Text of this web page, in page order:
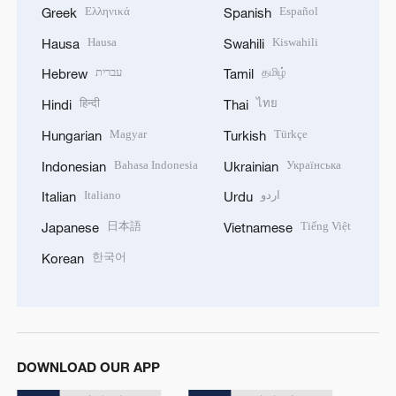
Greek Ελληνικά
Hausa Hausa
Hebrew עברית
Hindi हिन्दी
Hungarian Magyar
Indonesian Bahasa Indonesia
Italian Italiano
Japanese 日本語
Korean 한국어
Spanish Español
Swahili Kiswahili
Tamil தமிழ்
Thai ไทย
Turkish Türkçe
Ukrainian Українська
Urdu اردو
Vietnamese Tiếng Việt
DOWNLOAD OUR APP